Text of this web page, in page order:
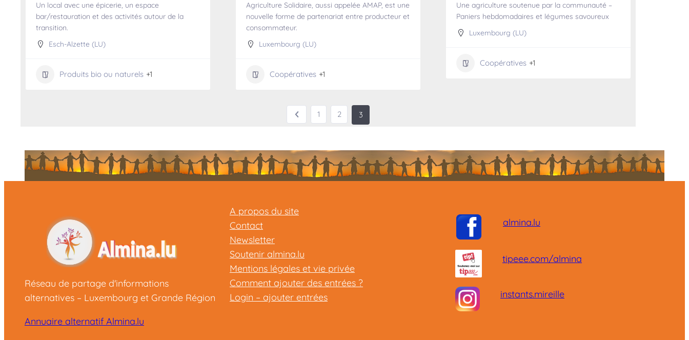
Un local avec une épicerie, un espace
bar/restauration et des activités autour de la
transition.
Esch-Alzette (LU)
Produits bio ou naturels +1
Agriculture Solidaire, aussi appelée AMAP, est une
nouvelle forme de partenariat entre producteur et
consommateur.
Luxembourg (LU)
Coopératives +1
Une agriculture soutenue par la communauté –
Paniers hebdomadaires et légumes savoureux
Luxembourg (LU)
Coopératives +1
1 2 3
Réseau de partage d'informations
alternatives – Luxembourg et Grande Région
Annuaire alternatif Almina.lu
A propos du site
Contact
Newsletter
Soutenir almina.lu
Mentions légales et vie privée
Comment ajouter des entrées ?
Login – ajouter entrées
almina.lu
tipeee.com/almina
instants.mireille